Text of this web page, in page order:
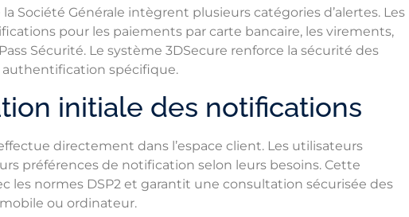
la Société Générale intègrent plusieurs catégories d’alertes. Les
pour les paiements par carte bancaire, les virements,
Sécurité. Le système 3DSecure renforce la sécurité des
spécifique.
initiale des notifications
directement dans l’espace client. Les utilisateurs
préférences de notification selon leurs besoins. Cette
les normes DSP2 et garantit une consultation sécurisée des
ou ordinateur.